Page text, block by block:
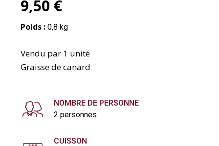
9,50 €
Poids : 0,8 kg
Vendu par 1 unité
Graisse de canard
NOMBRE DE PERSONNE
2 personnes
CUISSON